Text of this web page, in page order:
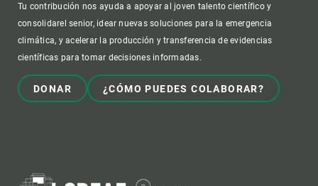
Tu contribución nos ayuda a apoyar al joven talento científico y
consolidarel senior, idear nuevas soluciones para la emergencia
climática, y acelerar la producción y transferencia de evidencias
científicas para tomar decisiones informadas.
DONAR ¿CÓMO PUEDES COLABORAR?